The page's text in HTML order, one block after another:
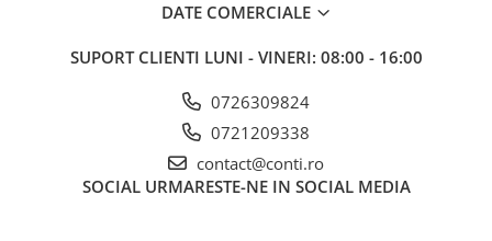
Accesorii betoniere
Depozitare, transport si protectie
Scari de lucru si schele
Echipamente de ridicat
Echipamente pentru transport
DATE COMERCIALE
SUPORT CLIENTI LUNI - VINERI: 08:00 - 16:00
0726309824
0721209338
contact@conti.ro
SOCIAL URMARESTE-NE IN SOCIAL MEDIA